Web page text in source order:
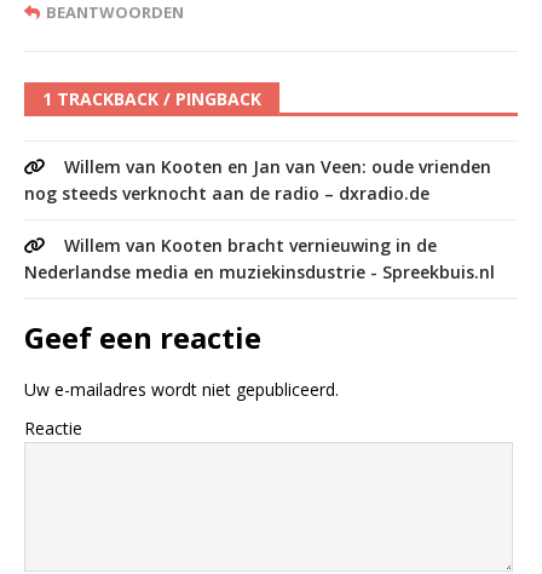
BEANTWOORDEN
1 TRACKBACK / PINGBACK
Willem van Kooten en Jan van Veen: oude vrienden
nog steeds verknocht aan de radio – dxradio.de
Willem van Kooten bracht vernieuwing in de
Nederlandse media en muziekinsdustrie - Spreekbuis.nl
Geef een reactie
Uw e-mailadres wordt niet gepubliceerd.
Reactie